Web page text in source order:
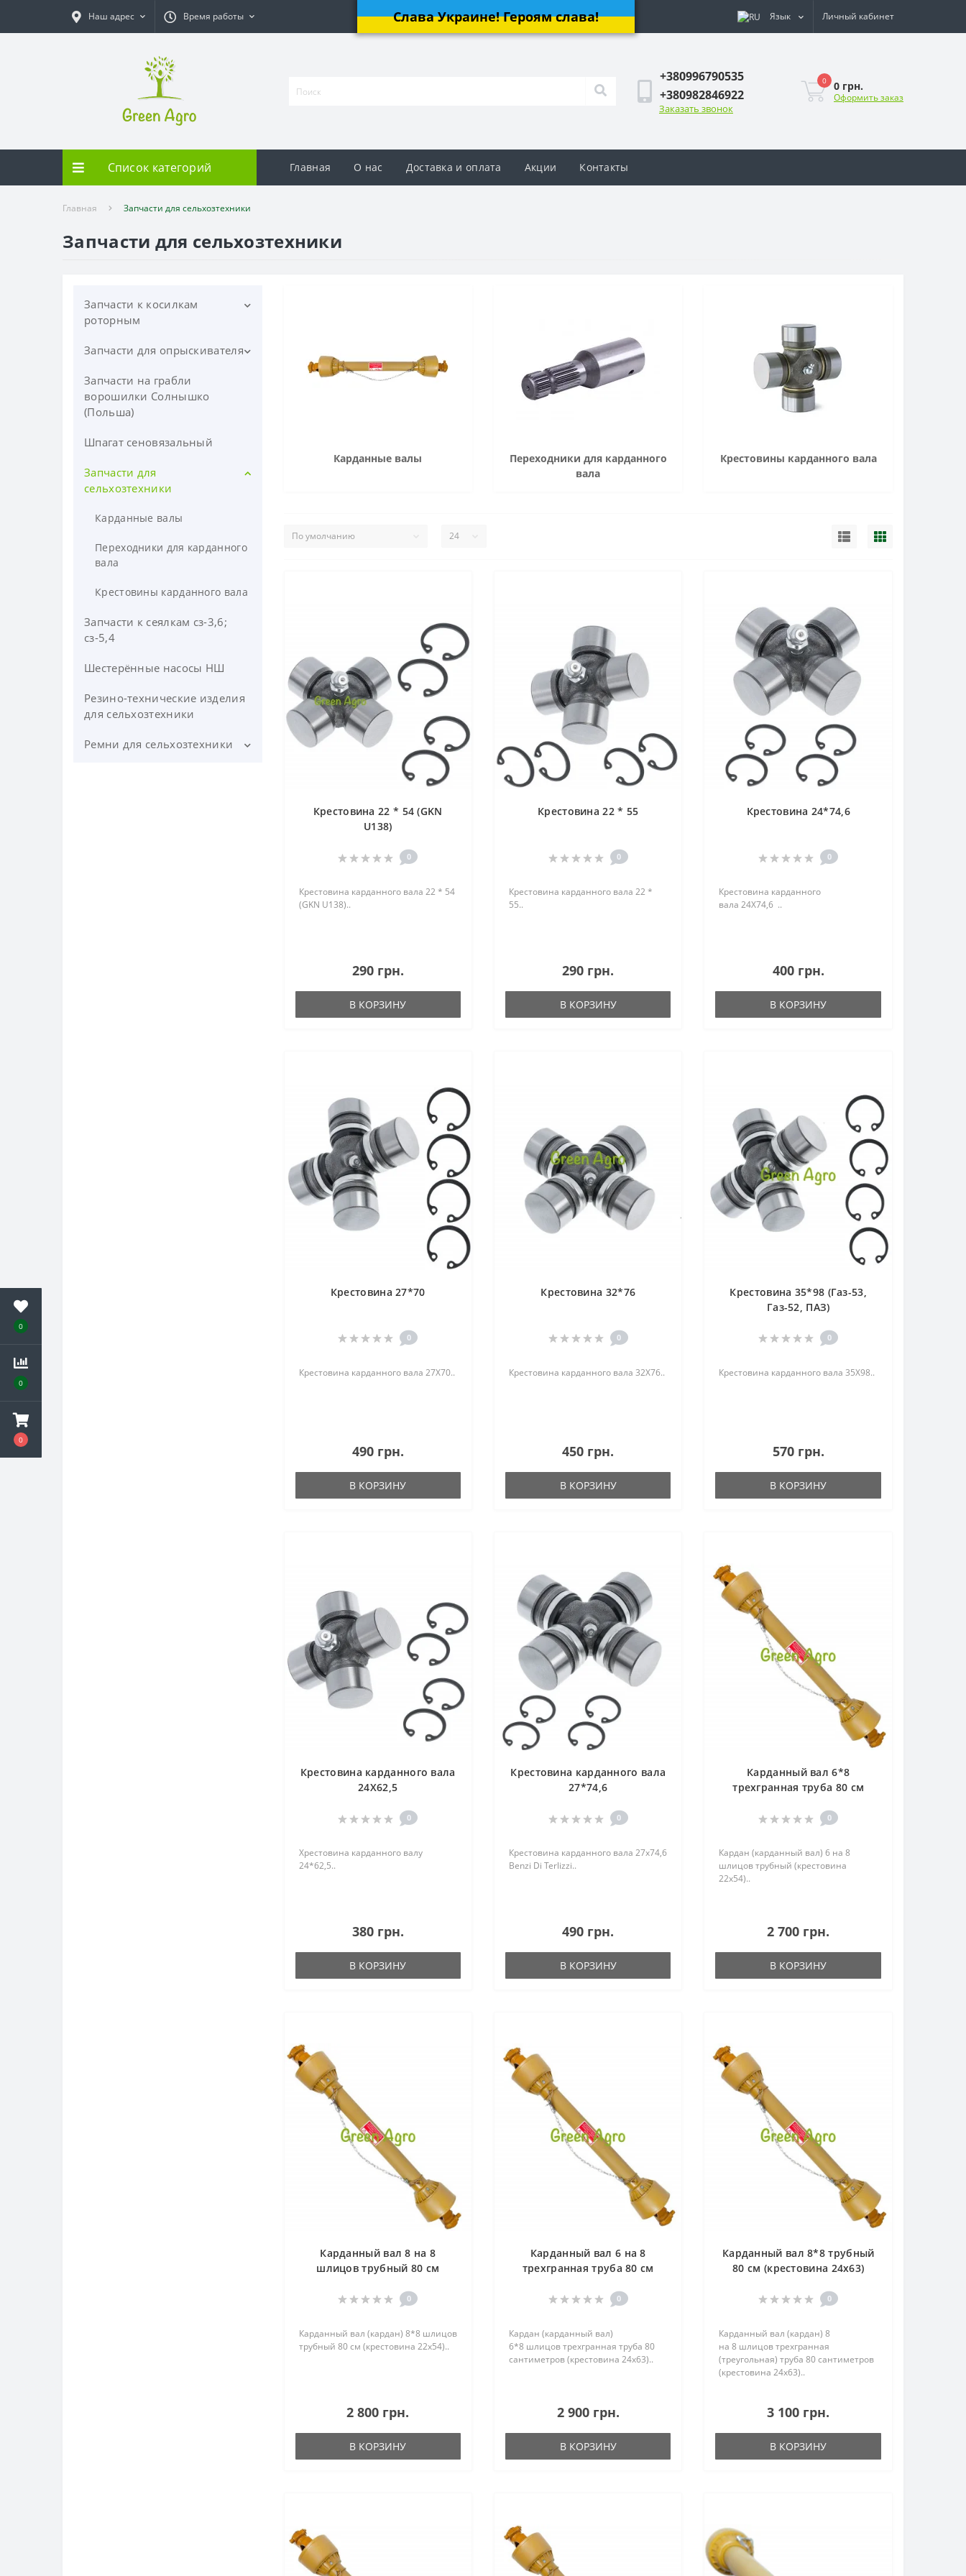
0
0
0
Наш адрес Время работы Слава Украине! Героям слава! Язык Личный кабинет
+380996790535
+380982846922
Заказать звонок
0 0 грн.
Оформить заказ
Список категорий Главная О нас Доставка и оплата Акции Контакты
Главная Запчасти для сельхозтехники
Запчасти для сельхозтехники
Запчасти к косилкам
роторным
Запчасти на польскую
Запчасти на роторную
косилку z-173, z-169, z-069
Запчасти для опрыскивателя
Форсунки и распылители на
опрыскиватель
Запчасти для форсунок
опрыскивателя
Комплектующие для
Польша, Италия
Фильтры на опрыскиватель и
запчасти
Распределители на
опрыскиватель и
комплектующие
бака и рамы опрыскивателя.
Мембраны для насосов
опрыскивателей
Тройники на опрыскиватель,
колени,гайки,фитинги.
Запчасти для насоса
опрыскивателя
Шланг для опрыскивателя
Запчасти на грабли
ворошилки Солнышко
(Польша)
Шпагат сеновязальный
Запчасти для
сельхозтехники
Карданные валы
Переходники для карданного
вала
Крестовины карданного вала
Запчасти к сеялкам сз-3,6;
сз-5,4
Шестерённые насосы НШ
Резино-технические изделия
для сельхозтехники
Ремни для сельхозтехники
Карданные валы
Переходники для карданного
вала
Крестовины карданного вала
Крестовина 22 * 54 (GKN
U138)
0
Крестовина карданного вала 22 * 54
(GKN U138)..
290 грн.
В КОРЗИНУ
Крестовина 22 * 55
0
Крестовина карданного вала 22 *
55..
290 грн.
В КОРЗИНУ
Крестовина 24*74,6
0
Крестовина карданного
вала 24Х74,6 ..
400 грн.
В КОРЗИНУ
Крестовина 27*70
0
Крестовина карданного вала 27Х70..
490 грн.
В КОРЗИНУ
Крестовина 32*76
0
Крестовина карданного вала 32Х76..
450 грн.
В КОРЗИНУ
Крестовина 35*98 (Газ-53,
Газ-52, ПАЗ)
0
Крестовина карданного вала 35Х98..
570 грн.
В КОРЗИНУ
Крестовина карданного вала
24Х62,5
0
Хрестовина карданного валу
24*62,5..
380 грн.
В КОРЗИНУ
Крестовина карданного вала
27*74,6
0
Крестовина карданного вала 27х74,6
Benzi Di Terlizzi..
490 грн.
В КОРЗИНУ
Карданный вал 6*8
трехгранная труба 80 см
0
Кардан (карданный вал) 6 на 8
шлицов трубный (крестовина
22х54)..
2 700 грн.
В КОРЗИНУ
Карданный вал 8 на 8
шлицов трубный 80 см
0
Карданный вал (кардан) 8*8 шлицов
трубный 80 см (крестовина 22х54)..
2 800 грн.
В КОРЗИНУ
Карданный вал 6 на 8
трехгранная труба 80 см
0
Кардан (карданный вал)
6*8 шлицов трехгранная труба 80
сантиметров (крестовина 24х63)..
2 900 грн.
В КОРЗИНУ
Карданный вал 8*8 трубный
80 см (крестовина 24х63)
0
Карданный вал (кардан) 8
на 8 шлицов трехгранная
(треугольная) труба 80 сантиметров
(крестовина 24х63)..
3 100 грн.
В КОРЗИНУ